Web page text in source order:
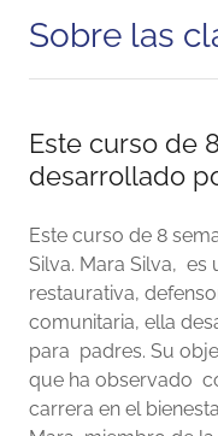
Sobre las
Este curso de
desarrollado
Este curso de 8
Silva. Mara Silva, es
restaurativa,
comunitaria, ella
para padres. Su
que ha observado
carrera en el